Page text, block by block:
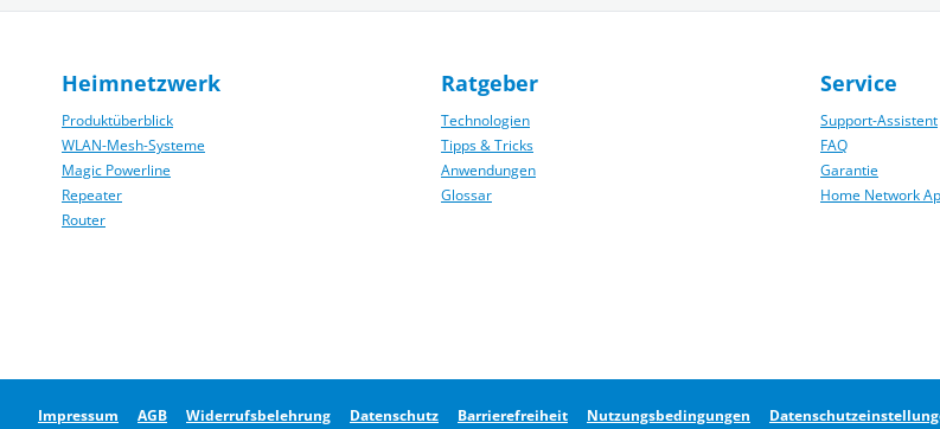
Heimnetzwerk
Produktüberblick
WLAN-Mesh-Systeme
Magic Powerline
Repeater
Router
Ratgeber
Technologien
Tipps & Tricks
Anwendungen
Glossar
Service
Support-Assistent
FAQ
Garantie
Home Network
Impressum AGB Widerrufsbelehrung Datenschutz Barrierefreiheit Nutzungsbedingungen